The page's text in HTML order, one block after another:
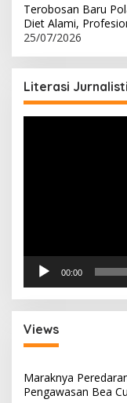
Terobosan Baru
Diet Alami,
25/07/2026
Literasi
00:00
Views
Maraknya
Pengawasan Bea